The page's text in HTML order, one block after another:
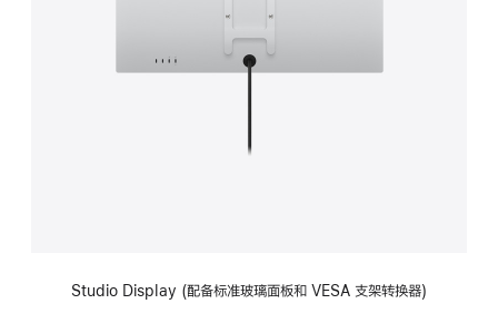
Studio Display (配备标准玻璃面板和 VESA 支架转换器)